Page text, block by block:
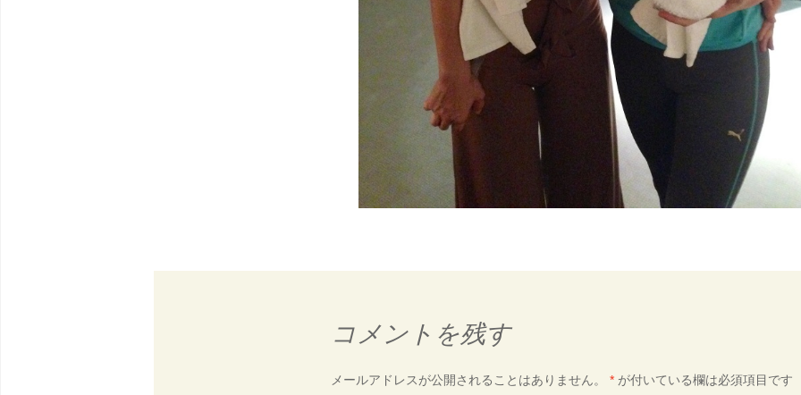
コメントを残す
メールアドレスが公開されることはありません。 * が付いている欄は必須項目です